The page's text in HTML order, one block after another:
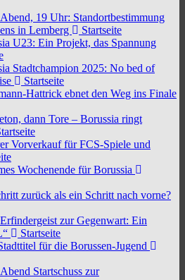
19 Uhr: Standortbestimmung
in Lemberg
Startseite
U23: Ein Projekt, das Spannung
Stadtchampion 2025: No bed of
Startseite
Hattrick ebnet den Weg ins Finale
dann Tore – Borussia ringt
Vorverkauf für FCS-Spiele und
Wochenende für Borussia
zurück als ein Schritt nach vorne?
zur Gegenwart: Ein
Startseite
für die Borussen-Jugend
Startschuss zur